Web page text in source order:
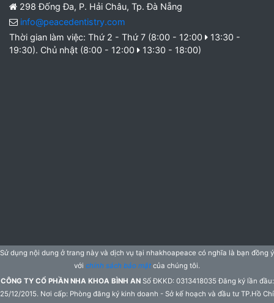
298 Đống Đa, P. Hải Châu, Tp. Đà Nẵng
info@peacedentistry.com
Thời gian làm việc: Thứ 2 - Thứ 7 (8:00 - 12:00
13:30 -
19:30). Chủ nhật (8:00 - 12:00
13:30 - 18:00)
Sử dụng nội dung ở trang này và dịch vụ tại nhakhoapeace có nghĩa là bạn đồng ý
với chính sách bảo mật của chúng tôi.
CÔNG TY CỔ PHẦN NHA KHOA BÌNH ANSố ĐKKD: 0313418035 Đăng ký lần đầu:
25/12/2015. Nơi cấp: Phòng đăng ký kinh doanh - Sở kế hoạch và đầu tư TP.Hồ Chí